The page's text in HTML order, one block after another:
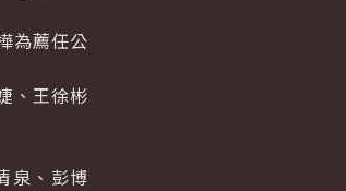
為薦任公
、王徐彬
泉、彭博